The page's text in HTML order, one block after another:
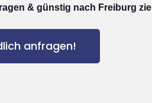
& günstig nach Freiburg
anfragen!